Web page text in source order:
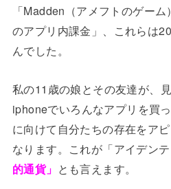
「Madden（アメフトのゲー
のアプリ内課金」、これらは
んでした。
私の11歳の娘とその友達が、
iphoneでいろんなアプリを買
に向けて自分たちの存在をア
なります。これが「アイデン
的通貨」 とも言えます。